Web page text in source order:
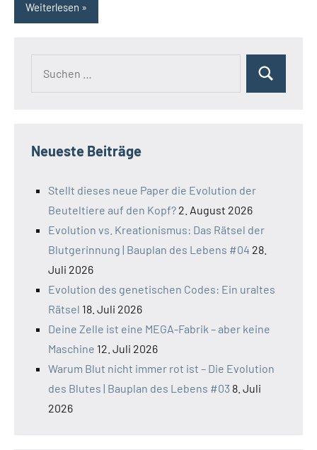
Weiterlesen
Suchen
Neueste Beiträge
Stellt dieses neue Paper die Evolution der
Beuteltiere auf den Kopf? 2. August 2026
Evolution vs. Kreationismus: Das Rätsel der
Blutgerinnung | Bauplan des Lebens #04 28.
Juli 2026
Evolution des genetischen Codes: Ein uraltes
Rätsel 18. Juli 2026
Deine Zelle ist eine MEGA-Fabrik – aber keine
Maschine 12. Juli 2026
Warum Blut nicht immer rot ist – Die Evolution
des Blutes | Bauplan des Lebens #03 8. Juli
2026